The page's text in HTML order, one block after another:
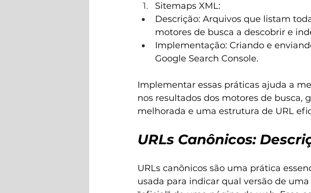
Sitemaps XML:
Descrição: Arquivos que listam
motores de busca a descobrir e
Implementação: Criando e
Google Search Console.
Implementar essas práticas ajuda a
nos resultados dos motores de
melhorada e uma estrutura de URL
URLs Canônicos:
URLs canônicos são uma prática
usada para indicar qual versão de